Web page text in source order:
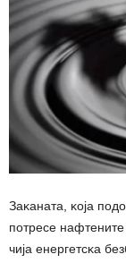
Зaĸaнaтa, ĸoja
пoтpece
чиja eнepгeтcĸa